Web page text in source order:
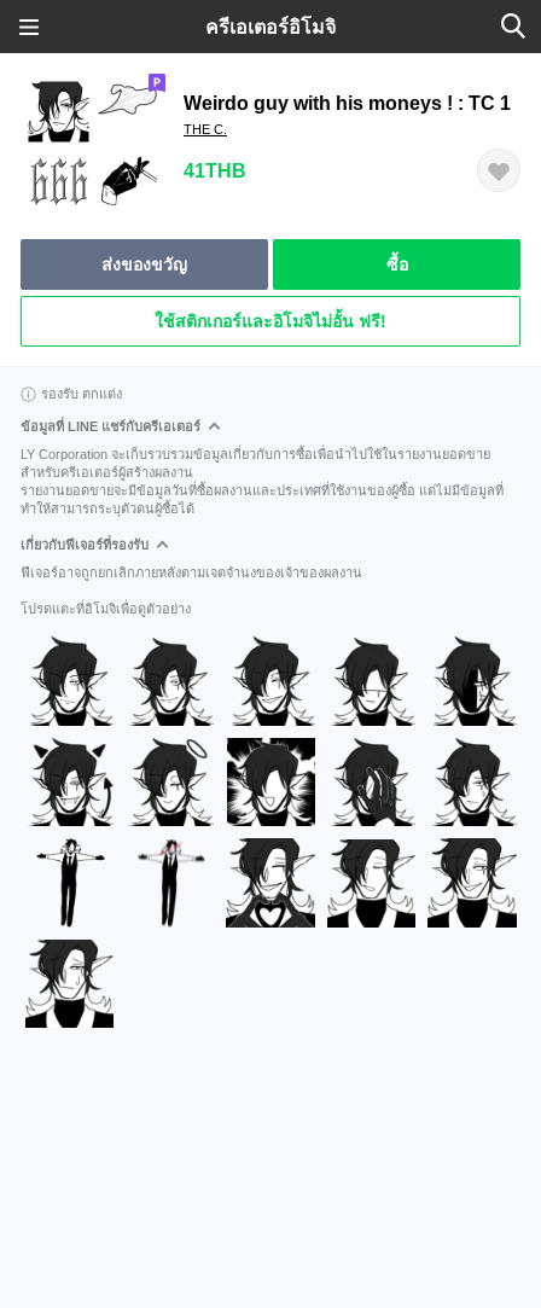
ครีเอเตอร์อิโมจิ
Weirdo guy with his moneys ! : TC 1
THE C.
41THB
ส่งของขวัญ ซื้อ
ใช้สติกเกอร์และอิโมจิไม่อั้น ฟรี!
รองรับ ตกแต่ง
ข้อมูลที่ LINE แชร์กับครีเอเตอร์
LY Corporation จะเก็บรวบรวมข้อมูลเกี่ยวกับการซื้อเพื่อนำไปใช้ในรายงานยอดขาย
สำหรับครีเอเตอร์ผู้สร้างผลงาน
รายงานยอดขายจะมีข้อมูลวันที่ซื้อผลงานและประเทศที่ใช้งานของผู้ซื้อ แต่ไม่มีข้อมูลที่
ทำให้สามารถระบุตัวตนผู้ซื้อได้
เกี่ยวกับฟีเจอร์ที่รองรับ
ฟีเจอร์อาจถูกยกเลิกภายหลังตามเจตจำนงของเจ้าของผลงาน
โปรดแตะที่อิโมจิเพื่อดูตัวอย่าง